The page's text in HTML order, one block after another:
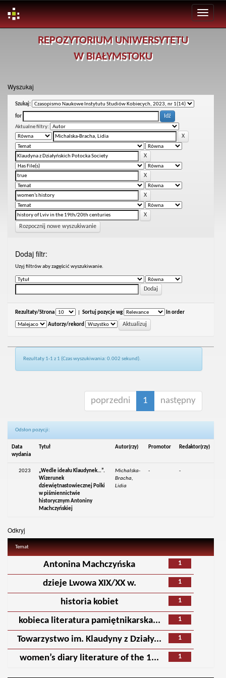
REPOZYTORIUM UNIWERSYTETU
W BIAŁYMSTOKU
Wyszukaj
Szukaj:
for
Aktualne filtry:
Rozpocznij nowe wyszukiwanie
Dodaj filtr:
Uzyj filtrów aby zagęścić wyszukiwanie.
Rezultaty/Strona Sortuj pozycje wg In order
Autorzy/rekord
Rezultaty 1-1 z 1 (Czas wyszukiwania: 0.002 sekund).
poprzedni 1 następny
Odsłon pozycji:
Data
wydania
Tytuł Autor(rzy) Promotor Redaktor(rzy)
2023
„Wedle ideału Klaudynek…”.
Wizerunek
dziewiętnastowiecznej Polki
w piśmiennictwie
historycznym Antoniny
Machczyńskiej
Michalska-
Bracha,
Lidia
- -
Odkryj
Temat
1
Antonina Machczyńska
1
dzieje Lwowa XIX/XX w.
1
historia kobiet
1
kobieca literatura pamiętnikarska...
1
Towarzystwo im. Klaudyny z Działy...
1
women’s diary literature of the 1...